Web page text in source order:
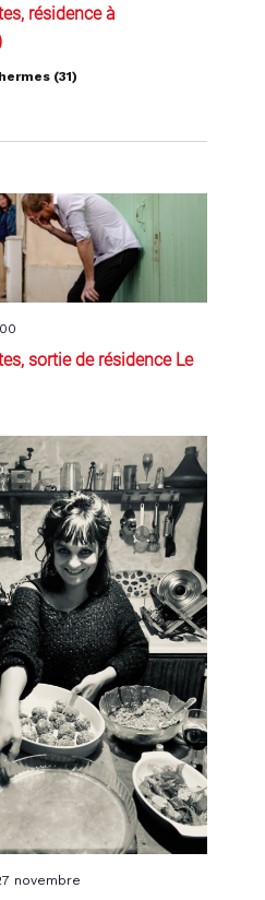
résidence à
(31)
sortie de résidence Le
novembre